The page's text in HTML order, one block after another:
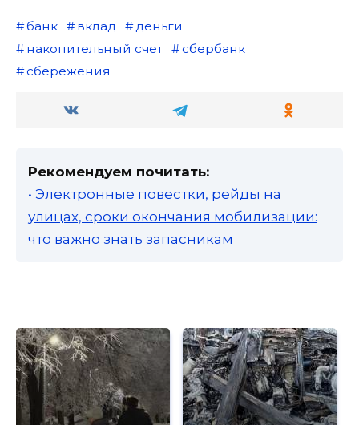
банк вклад
деньги
накопительный счет
сбербанк
сбережения
Рекомендуем почитать:
• Электронные повестки, рейды на
улицах, сроки окончания мобилизации:
что важно знать запасникам